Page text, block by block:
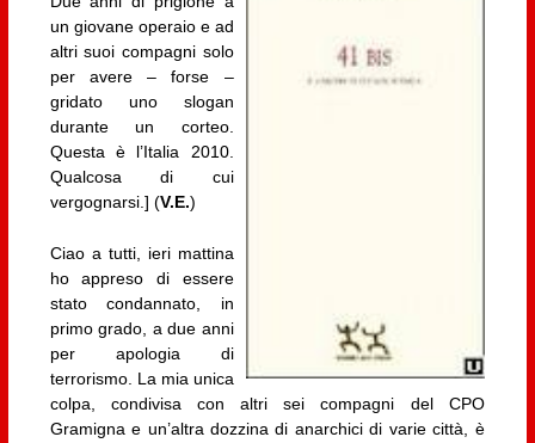
un giovane operaio e ad
altri suoi compagni solo
per avere – forse –
gridato uno slogan
durante un corteo.
Questa è l’Italia 2010.
Qualcosa di cui
vergognarsi.] (V.E.)
Ciao a tutti, ieri mattina
ho appreso di essere
stato condannato, in
primo grado, a due anni
per apologia di
terrorismo. La mia unica
colpa, condivisa con altri sei compagni del CPO
Gramigna e un’altra dozzina di anarchici di varie città, è